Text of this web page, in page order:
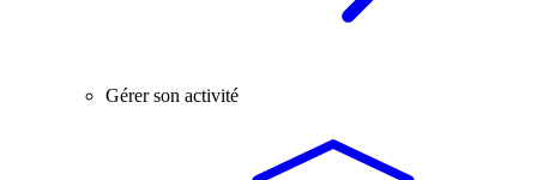
Gérer son activité